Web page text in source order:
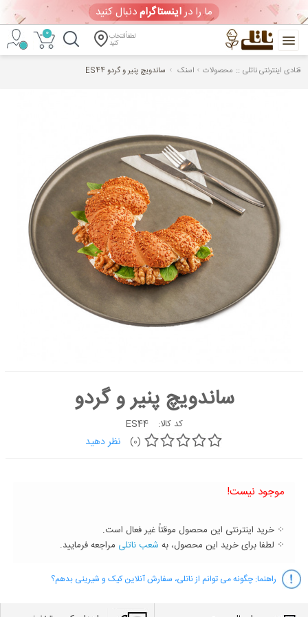
ما را دراینستاگرامدنبال کنید
لطفاً انتخاب
کنید
0
خرید
ثبت
ویترین امروز
کیک
سفارشی
قنادی اینترنتی ناتلی :: محصولات اسنک ساندویچ پنیر و گردو ES44
ساندویچ پنیر و گردو
کد کالا: ES44
(0) نظر دهید
موجود نیست!
⁘ خرید اینترنتی این محصول موقتاً غیر فعال است.
⁘ لطفا برای خرید این محصول، به شعب ناتلی مراجعه فرمایید.
راهنما: چگونه می توانم از ناتلی، سفارش آنلاین کیک و شیرینی بدهم؟